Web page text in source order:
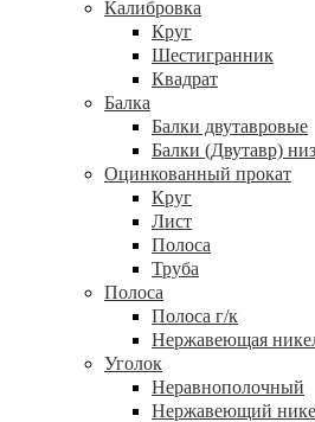
Калибровка
Круг
Шестигранник
Квадрат
Балка
Балки двутавровые
Балки (Двутавр)
Оцинкованный прокат
Круг
Лист
Полоса
Труба
Полоса
Полоса г/к
Нержавеющая
Уголок
Неравнополочный
Нержавеющий